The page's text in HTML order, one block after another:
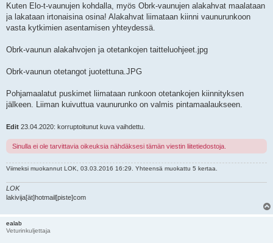
Kuten Elo-t-vaunujen kohdalla, myös Obrk-vaunujen alakahvat maalataan
ja lakataan irtonaisina osina! Alakahvat liimataan kiinni vaunurunkoon
vasta kytkimien asentamisen yhteydessä.
Obrk-vaunun alakahvojen ja otetankojen taitteluohjeet.jpg
Obrk-vaunun otetangot juotettuna.JPG
Pohjamaalatut puskimet liimataan runkoon otetankojen kiinnityksen
jälkeen. Liiman kuivuttua vaunurunko on valmis pintamaalaukseen.
Edit 23.04.2020: korruptoitunut kuva vaihdettu.
Sinulla ei ole tarvittavia oikeuksia nähdäksesi tämän viestin liitetiedostoja.
Viimeksi muokannut LOK , 03.03.2016 16:29. Yhteensä muokattu 5 kertaa.
LOK
lakivija[ät]hotmail[piste]com
ealab
Veturinkuljettaja